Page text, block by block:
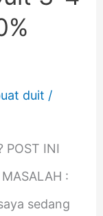
duit /
POST INI
:
sedang